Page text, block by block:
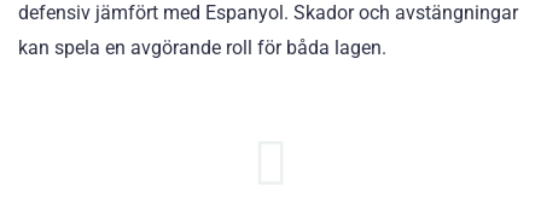
defensiv jämfört med Espanyol. Skador och avstängningar
kan spela en avgörande roll för båda lagen.